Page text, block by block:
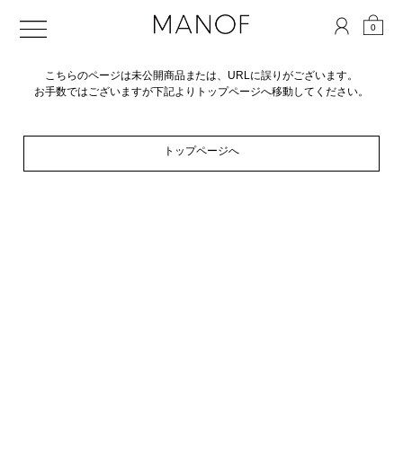
0
こちらのページは未公開商品または、URLに誤りがございます。
お手数ではございますが下記よりトップページへ移動してください。
トップページへ